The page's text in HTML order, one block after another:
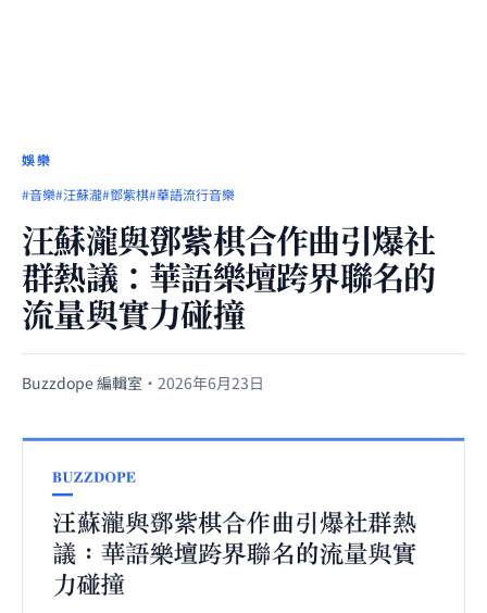
娛樂
#音樂#汪蘇瀧#鄧紫棋#華語流行音樂
汪蘇瀧與鄧紫棋合作曲引爆社
群熱議：華語樂壇跨界聯名的
流量與實力碰撞
Buzzdope 編輯室 · 2026年6月23日